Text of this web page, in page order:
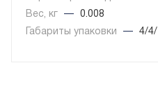
Вес, кг
—
0.008
Габариты упаковки
— 4/4/